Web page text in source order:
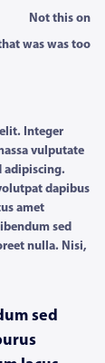
Not this on
was was too
Integer
vulputate
adipiscing.
dapibus
amet
sed
nulla. Nisi,
sed